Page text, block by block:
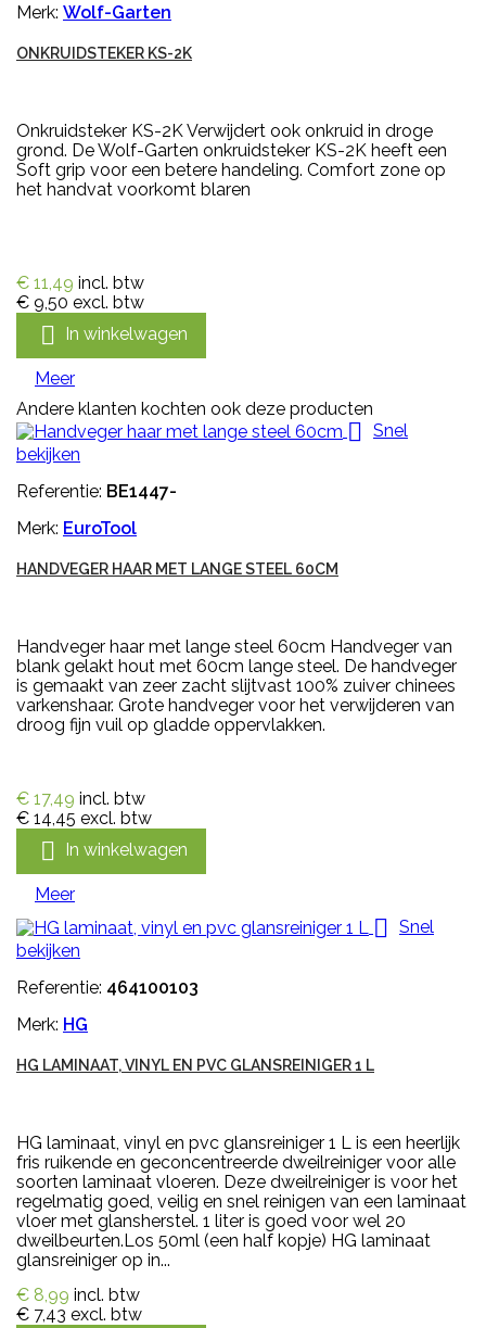
Merk: Wolf-Garten
ONKRUIDSTEKER KS-2K
Onkruidsteker KS-2K Verwijdert ook onkruid in droge
grond. De Wolf-Garten onkruidsteker KS-2K heeft een
Soft grip voor een betere handeling. Comfort zone op
het handvat voorkomt blaren
€ 11,49 incl. btw
€ 9,50 excl. btw
 In winkelwagen
Meer
Andere klanten kochten ook deze producten
 Snel
bekijken
Referentie: BE1447-
Merk: EuroTool
HANDVEGER HAAR MET LANGE STEEL 60CM
Handveger haar met lange steel 60cm Handveger van
blank gelakt hout met 60cm lange steel. De handveger
is gemaakt van zeer zacht slijtvast 100% zuiver chinees
varkenshaar. Grote handveger voor het verwijderen van
droog fijn vuil op gladde oppervlakken.
€ 17,49 incl. btw
€ 14,45 excl. btw
 In winkelwagen
Meer
 Snel
bekijken
Referentie: 464100103
Merk: HG
HG LAMINAAT, VINYL EN PVC GLANSREINIGER 1 L
HG laminaat, vinyl en pvc glansreiniger 1 L is een heerlijk
fris ruikende en geconcentreerde dweilreiniger voor alle
soorten laminaat vloeren. Deze dweilreiniger is voor het
regelmatig goed, veilig en snel reinigen van een laminaat
vloer met glansherstel. 1 liter is goed voor wel 20
dweilbeurten.Los 50ml (een half kopje) HG laminaat
glansreiniger op in...
€ 8,99 incl. btw
€ 7,43 excl. btw